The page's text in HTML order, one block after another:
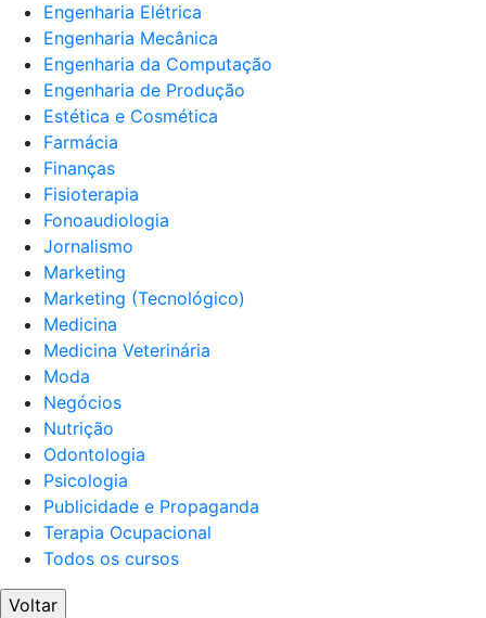
Engenharia Elétrica
Engenharia Mecânica
Engenharia da Computação
Engenharia de Produção
Estética e Cosmética
Farmácia
Finanças
Fisioterapia
Fonoaudiologia
Jornalismo
Marketing
Marketing (Tecnológico)
Medicina
Medicina Veterinária
Moda
Negócios
Nutrição
Odontologia
Psicologia
Publicidade e Propaganda
Terapia Ocupacional
Todos os cursos
Voltar